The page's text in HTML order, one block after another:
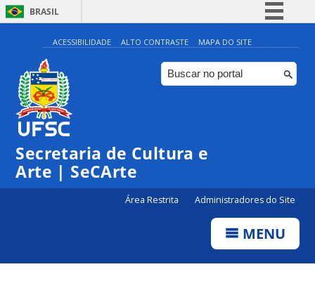
BRASIL
Simplifique!
Comunica BR
Participe
ACESSIBILIDADE ALTO CONTRASTE MAPA DO SITE
Secretaria de Cultura e
Arte | SeCArte
Área Restrita Administradores do Site
MENU